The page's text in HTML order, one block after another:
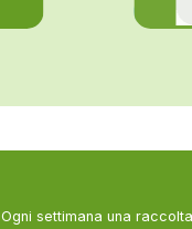
Ogni settimana una